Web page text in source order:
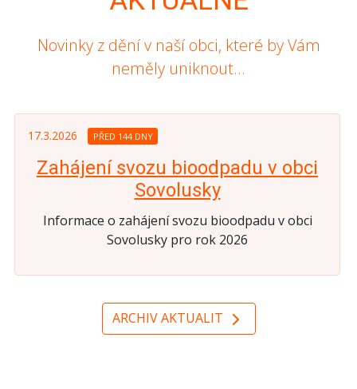
Novinky z dění v naší obci, které by Vám
neměly uniknout...
17.3.2026 PŘED 144 DNY
Zahájení svozu bioodpadu v obci
Sovolusky
Informace o zahájení svozu bioodpadu v obci
Sovolusky pro rok 2026
ARCHIV AKTUALIT